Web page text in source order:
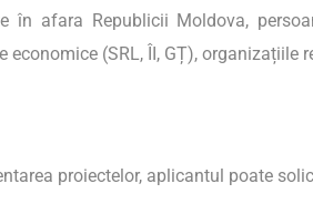
în afara Republicii Moldova,
(SRL, ÎI, GȚ), organizațiile
proiectelor, aplicantul poate